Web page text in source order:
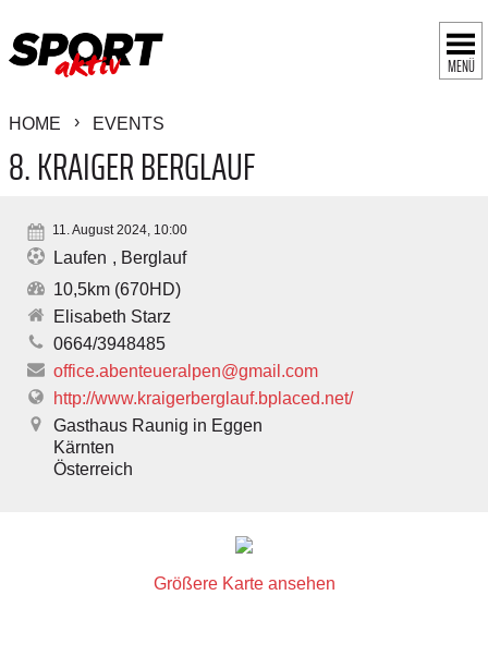
MENÜ
HOME EVENTS
8. KRAIGER BERGLAUF
11. August 2024, 10:00
Laufen
Berglauf
10,5km (670HD)
Elisabeth Starz
0664/3948485
office.abenteueralpen@gmail.com
http://www.kraigerberglauf.bplaced.net/
Gasthaus Raunig in Eggen
Kärnten
Österreich
Größere Karte ansehen